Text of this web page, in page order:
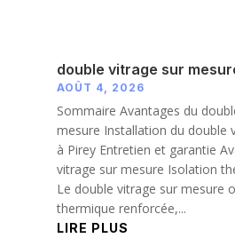
double vitrage sur
AOÛT 4, 2026
Sommaire Avantages du
mesure Installation du double
à Pirey Entretien et garantie
vitrage sur mesure Isolation
Le double vitrage sur mesure
thermique renforcée,...
LIRE PLUS